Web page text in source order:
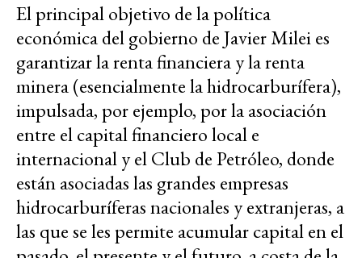
El principal objetivo de la política
económica del gobierno de Javier Milei es
garantizar la renta financiera y la renta
minera (esencialmente la hidrocarburífera),
impulsada, por ejemplo, por la asociación
entre el capital financiero local e
internacional y el Club de Petróleo, donde
están asociadas las grandes empresas
hidrocarburíferas nacionales y extranjeras, a
las que se les permite acumular capital en el